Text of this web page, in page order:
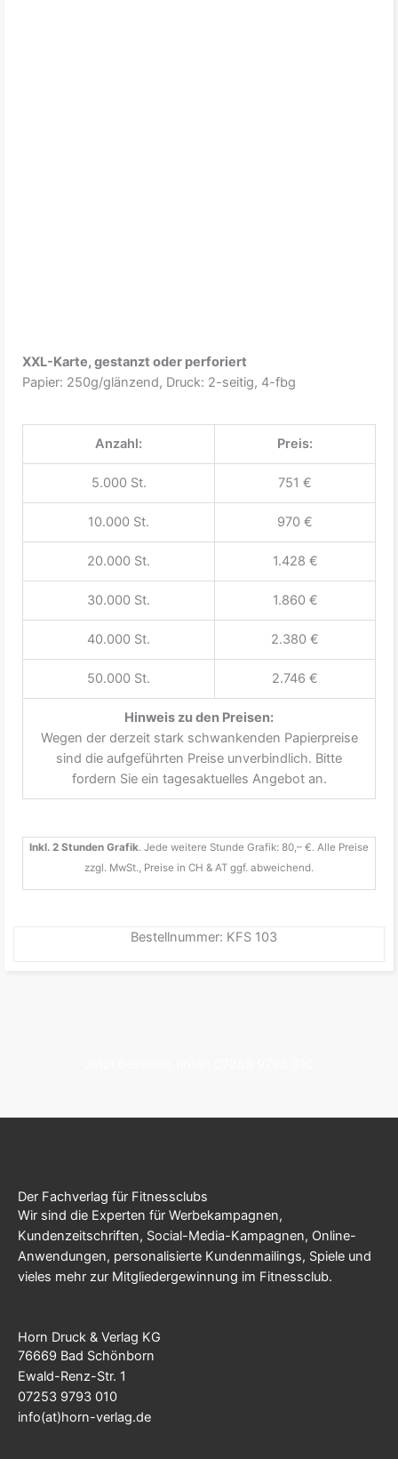
XXL-Karte, gestanzt oder perforiert
Papier: 250g/glänzend, Druck: 2-seitig, 4-fbg
Anzahl: Preis:
5.000 St. 751 €
10.000 St. 970 €
20.000 St. 1.428 €
30.000 St. 1.860 €
40.000 St. 2.380 €
50.000 St. 2.746 €
Hinweis zu den Preisen:
Wegen der derzeit stark schwankenden Papierpreise
sind die aufgeführten Preise unverbindlich. Bitte
fordern Sie ein tagesaktuelles Angebot an.
Inkl. 2 Stunden Grafik. Jede weitere Stunde Grafik: 80,– €. Alle Preise
zzgl. MwSt., Preise in CH & AT ggf. abweichend.
Bestellnummer: KFS 103
Der Fachverlag für Fitnessclubs
Wir sind die Experten für Werbekampagnen,
Kundenzeitschriften, Social-Media-Kampagnen, Online-
Anwendungen, personalisierte Kundenmailings, Spiele und
vieles mehr zur Mitgliedergewinnung im Fitnessclub.
Horn Druck & Verlag KG
76669 Bad Schönborn
Ewald-Renz-Str. 1
07253 9793 010
info(at)horn-verlag.de